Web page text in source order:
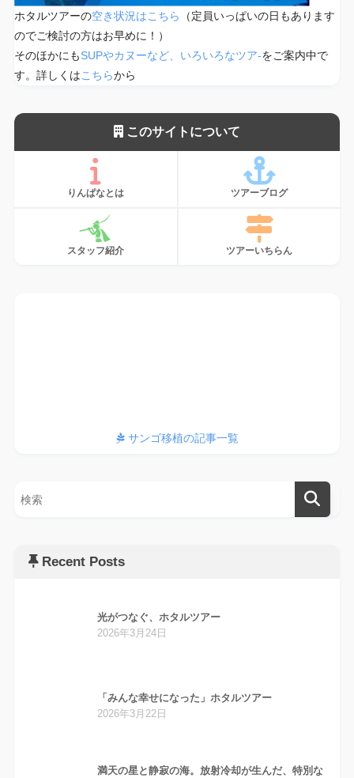
ホタルツアーの空き状況はこちら
（定員いっぱいの日もあります
のでご検討の方はお早めに！）
そのほかにもSUPやカヌーなど、いろいろなツア-をご案内中で
す。詳しくはこちらから
このサイトについて
りんぱなとは ツアーブログ
スタッフ紹介 ツアーいちらん
サンゴ移植の記事一覧
Recent Posts
光がつなぐ、ホタルツアー
2026年3月24日
「みんな幸せになった」ホタルツアー
2026年3月22日
満天の星と静寂の海。放射冷却が生んだ、特別な